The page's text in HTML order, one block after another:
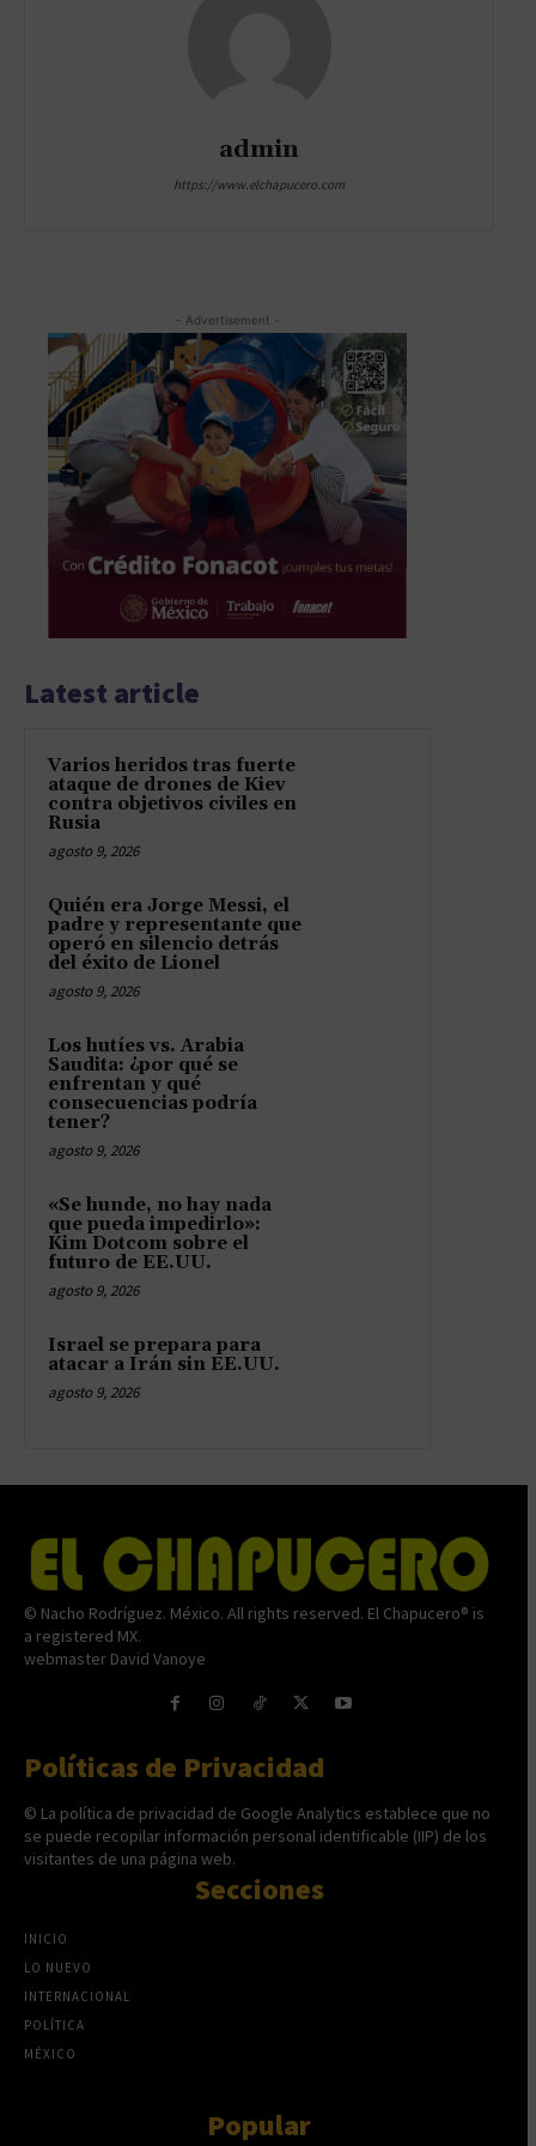
admin
https://www.elchapucero.com
- Advertisement -
Latest article
Varios heridos tras fuerte
ataque de drones de Kiev
contra objetivos civiles en
Rusia
agosto 9, 2026
Quién era Jorge Messi, el
padre y representante que
operó en silencio detrás
del éxito de Lionel
agosto 9, 2026
Los hutíes vs. Arabia
Saudita: ¿por qué se
enfrentan y qué
consecuencias podría
tener?
agosto 9, 2026
«Se hunde, no hay nada
que pueda impedirlo»:
Kim Dotcom sobre el
futuro de EE.UU.
agosto 9, 2026
Israel se prepara para
atacar a Irán sin EE.UU.
agosto 9, 2026
© Nacho Rodríguez. México. All rights reserved. El Chapucero® is
a registered MX.
webmaster David Vanoye
Políticas de Privacidad
© La política de privacidad de Google Analytics establece que no
se puede recopilar información personal identificable (IIP) de los
visitantes de una página web.
Secciones
INICIO
LO NUEVO
INTERNACIONAL
POLÍTICA
MÉXICO
Popular